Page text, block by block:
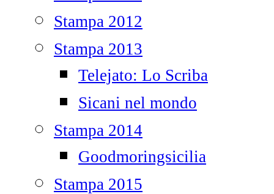
Stampa 2012
Stampa 2013
Telejato: Lo Scriba
Sicani nel mondo
Stampa 2014
Goodmoringsicilia
Stampa 2015